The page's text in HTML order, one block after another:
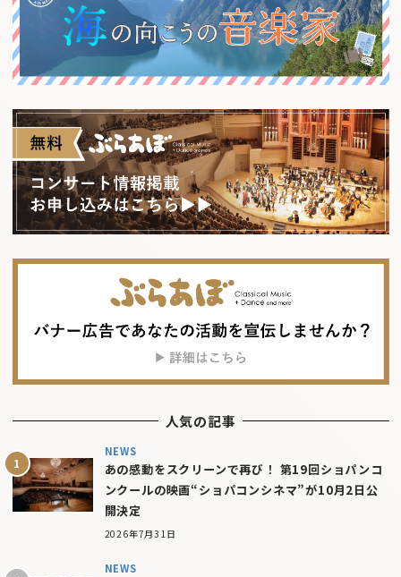
人気の記事
NEWS
あの感動をスクリーンで再び！ 第19回ショパンコ
ンクールの映画“ショパコンシネマ”が10月2日公
開決定
2026年7月31日
NEWS